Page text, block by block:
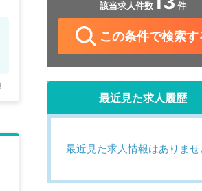
該当求人件数 件
この条件で検索す
最近見た求人履歴
最近見た求人情報はありませ